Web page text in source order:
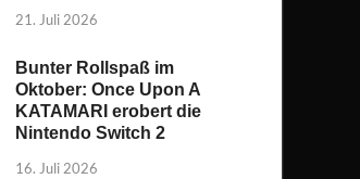
21. Juli 2026
Bunter Rollspaß im
Oktober: Once Upon A
KATAMARI erobert die
Nintendo Switch 2
16. Juli 2026